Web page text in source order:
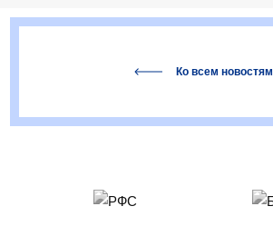
Ко всем новостям